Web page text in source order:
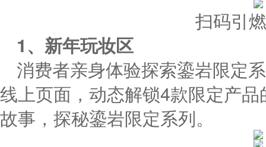
扫码引
1、新年玩妆区
消费者亲身体验探索鎏岩限定
线上页面，动态解锁4款限定产
故事，探秘鎏岩限定系列。